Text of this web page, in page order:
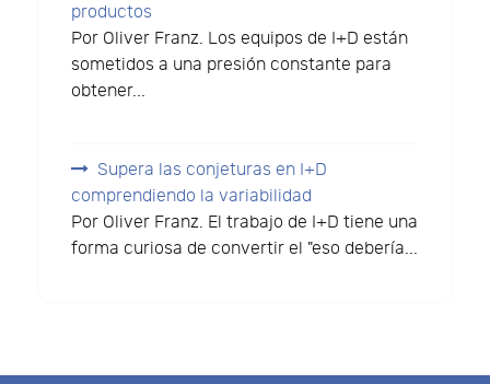
productos
Por Oliver Franz. Los equipos de I+D están
sometidos a una presión constante para
obtener...
Supera las conjeturas en I+D
comprendiendo la variabilidad
Por Oliver Franz. El trabajo de I+D tiene una
forma curiosa de convertir el "eso debería...